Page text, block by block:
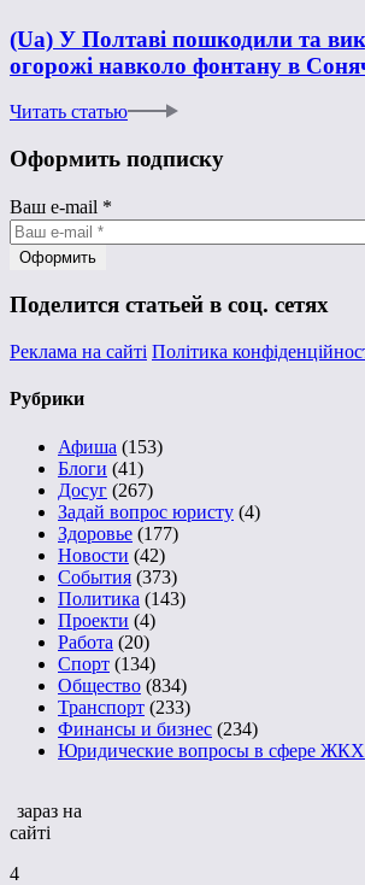
(Ua) У Полтаві пошкодили та
огорожі навколо фонтану в
Читать статью
Оформить подписку
Ваш e-mail *
Поделится статьей в соц. сетях
Реклама на сайті Політика
Рубрики
Афиша (153)
Блоги (41)
Досуг (267)
Задай вопрос юристу (4)
Здоровье (177)
Новости (42)
События (373)
Политика (143)
Проекти (4)
Работа (20)
Спорт (134)
Общество (834)
Транспорт (233)
Финансы и бизнес (234)
Юридические вопросы в сфере ЖКХ
зараз на
сайті
4